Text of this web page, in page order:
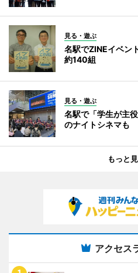
見る・遊ぶ
名駅でZINEイベン
約140組
見る・遊ぶ
名駅で「学生が主
のナイトシネマも
もっと
アクセス